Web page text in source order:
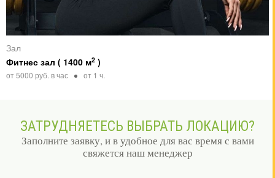
Зал
Фитнес зал ( 1400 м2 )
от 5000 руб. в час от 1 ч.
ЗАТРУДНЯЕТЕСЬ ВЫБРАТЬ ЛОКАЦИЮ?
Заполните заявку, и в удобное для вас время с вами
свяжется наш менеджер